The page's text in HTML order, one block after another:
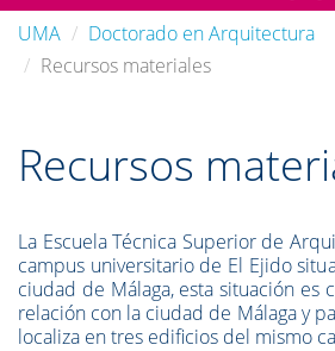
UMA
Doctorado en Arquitectura
Recursos materiales
Recursos
La Escuela Técnica Superior de
campus universitario de El Ejido
ciudad de Málaga, esta situación es
relación con la ciudad de Málaga y
localiza en tres edificios del mismo